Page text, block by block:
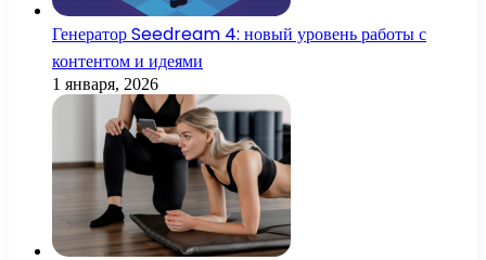
Генератор Seedream 4: новый уровень работы с
контентом и идеями
1 января, 2026